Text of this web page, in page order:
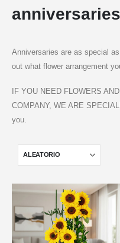
anniversaries
Anniversaries are as special
out what flower arrangement
IF YOU NEED FLOWERS
COMPANY, WE ARE
you.